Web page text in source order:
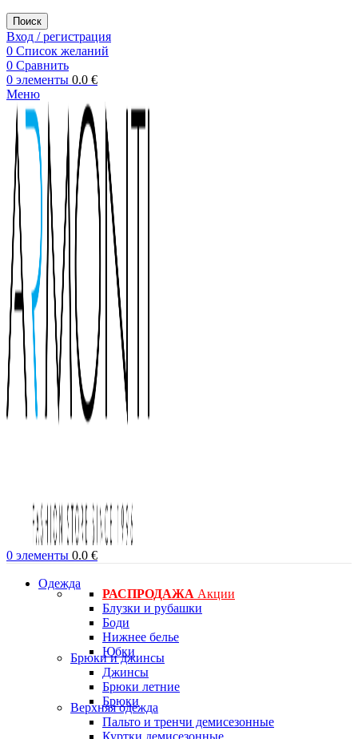
Поиск
Вход / регистрация
0 Список желаний
0 Сравнить
0 элементы 0.0 €
Меню
0 элементы 0.0 €
Одежда
РАСПРОДАЖА Акции
Блузки и рубашки
Боди
Нижнее белье
Юбки
Брюки и джинсы
Джинсы
Брюки летние
Брюки
Верхняя одежда
Пальто и тренчи демисезонные
Куртки демисезонные